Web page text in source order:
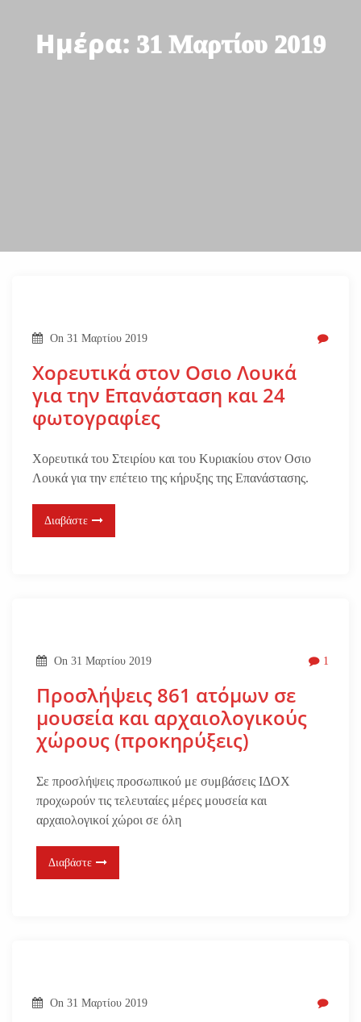
Ημέρα: 31 Μαρτίου 2019
On 31 Μαρτίου 2019
Χορευτικά στον Οσιο Λουκά
για την Επανάσταση και 24
φωτογραφίες
Χορευτικά του Στειρίου και του Κυριακίου στον Οσιο
Λουκά για την επέτειο της κήρυξης της Επανάστασης.
Διαβάστε
On 31 Μαρτίου 2019 1
Προσλήψεις 861 ατόμων σε
μουσεία και αρχαιολογικούς
χώρους (προκηρύξεις)
Σε προσλήψεις προσωπικού με συμβάσεις ΙΔΟΧ
προχωρούν τις τελευταίες μέρες μουσεία και
αρχαιολογικοί χώροι σε όλη
Διαβάστε
On 31 Μαρτίου 2019